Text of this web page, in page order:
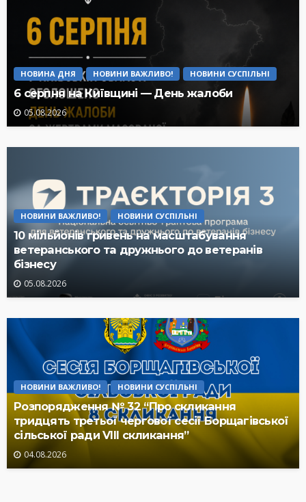
НОВИНА ДНЯ НОВИНИ ВАЖЛИВО! НОВИНИ СУСПІЛЬНІ
6 серпня на Київщині — День жалоби
05.08.2026
НОВИНИ ВАЖЛИВО! НОВИНИ СУСПІЛЬНІ
10 мільйонів гривень на масштабування
ветеранського та дружнього до ветеранів
бізнесу
05.08.2026
НОВИНИ ВАЖЛИВО! НОВИНИ СУСПІЛЬНІ
Розпорядження № 32 “Про скликання
тридцять третьої чергової сесії Борщагівської
сільської ради VIII скликання”
04.08.2026